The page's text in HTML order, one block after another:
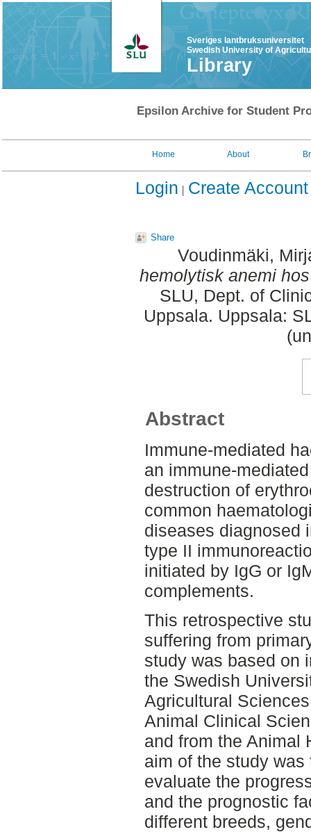
Sveriges lantbruksuniversitet
Swedish University of
Library
Epsilon Archive for Student
Home About
Login Create Account
Share
Voudinmäki,
hemolytisk anemi
SLU, Dept. of
Uppsala. Uppsala:
Abstract
Immune-mediated
an immune-mediated
destruction of
common
diseases diagnosed
type II
initiated by IgG or
complements.
This retrospective
suffering from
study was based on
the Swedish
Agricultural
Animal Clinical
and from the Animal
aim of the study was
evaluate the
and the prognostic
different breeds,